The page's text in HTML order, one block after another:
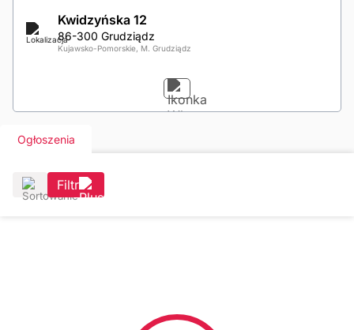
Kwidzyńska 12
86-300 Grudziądz
Kujawsko-Pomorskie, M. Grudziądz
Ogłoszenia
Filtr